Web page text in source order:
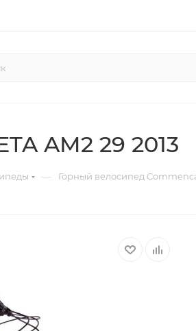
AM2 29 2013
— Горный велосипед